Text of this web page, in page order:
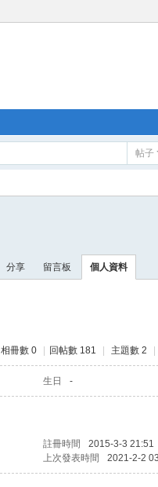
帖子
分享 留言板 個人資料
相冊數 0 回帖數 181 主題數 2
生日 -
註冊時間 2015-3-3 21:51
上次發表時間 2021-2-2